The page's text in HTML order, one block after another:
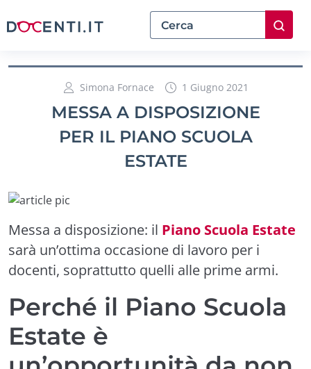
Simona Fornace 1 Giugno 2021
MESSA A DISPOSIZIONE
PER IL PIANO SCUOLA
ESTATE
Messa a disposizione: il Piano Scuola Estate
sarà un’ottima occasione di lavoro per i
docenti, soprattutto quelli alle prime armi.
Perché il Piano Scuola
Estate è